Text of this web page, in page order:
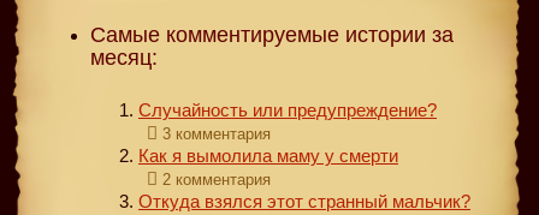
Самые комментируемые истории за
месяц:
Случайность или предупреждение?
3 комментария
Как я вымолила маму у смерти
2 комментария
Откуда взялся этот странный мальчик?